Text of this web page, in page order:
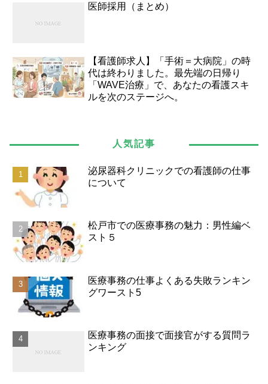
医師採用（まとめ）
【看護師求人】「手術＝大病院」の時
代は終わりました。最先端の日帰り
「WAVE治療」で、あなたの看護スキ
ルを次のステージへ。
人気記事
泌尿器科クリニックでの看護師の仕事
について
松戸市での医療事務の魅力：男性編ベ
スト５
医療事務の仕事よくある失敗ランキン
グワースト5
医療事務の面接で面接官がする質問ラ
ンキング